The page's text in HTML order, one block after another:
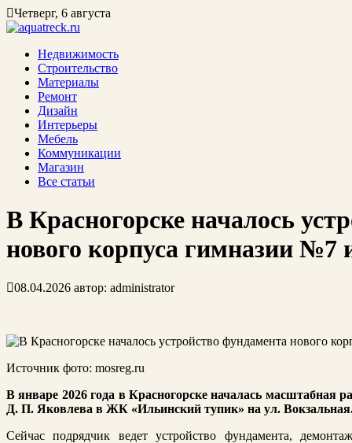
Четверг, 6 августа
Недвижимость
Строительство
Материалы
Ремонт
Дизайн
Интерьеры
Мебель
Коммуникации
Магазин
Все статьи
В Красногорске началось
нового корпуса гимназии
08.04.2026 автор: administrator
Источник фото: mosreg.ru
В январе 2026 года в Красногорске началась масштабная
Д. П. Яковлева в ЖК «Ильинский тупик» на ул.
Сейчас подрядчик ведет устройство фундамента,